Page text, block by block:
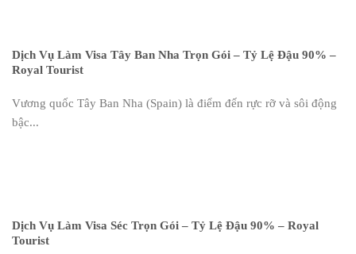
Dịch Vụ Làm Visa Tây Ban Nha Trọn Gói – Tỷ Lệ Đậu 90% –
Royal Tourist
Vương quốc Tây Ban Nha (Spain) là điểm đến rực rỡ và sôi động
bậc...
Dịch Vụ Làm Visa Séc Trọn Gói – Tỷ Lệ Đậu 90% – Royal
Tourist